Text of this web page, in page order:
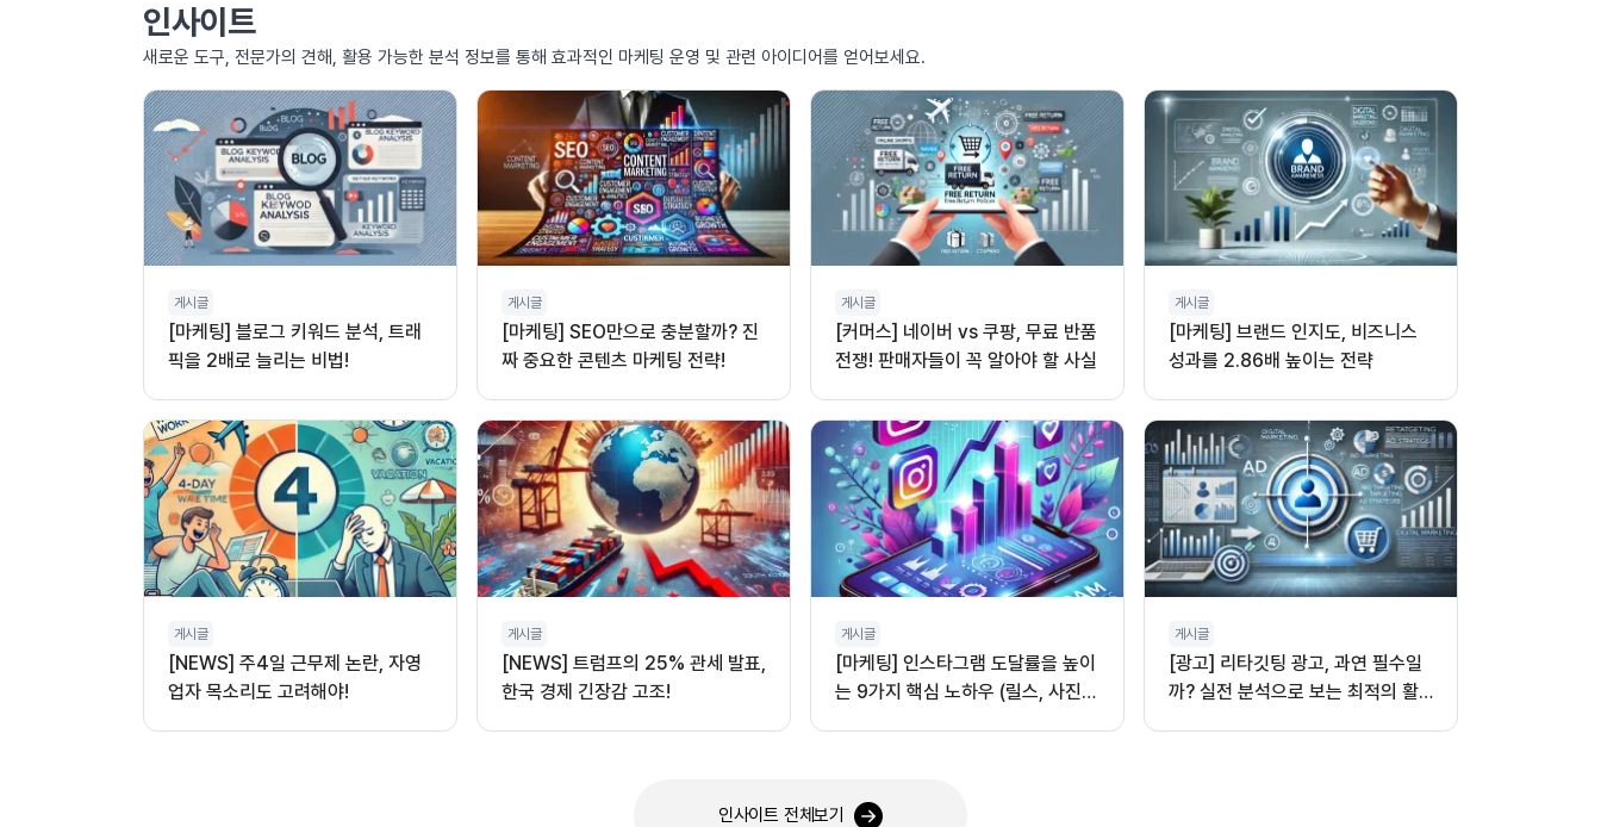
인사이트
새로운 도구, 전문가의 견해, 활용 가능한 분석 정보를 통해 효과적인 마케팅 운영 및 관련 아이디어를 얻어보세요.
게시글
[마케팅] 블로그 키워드 분석, 트래
픽을 2배로 늘리는 비법!
게시글
[마케팅] SEO만으로 충분할까? 진
짜 중요한 콘텐츠 마케팅 전략!
게시글
[커머스] 네이버 vs 쿠팡, 무료 반품
전쟁! 판매자들이 꼭 알아야 할 사실
게시글
[마케팅] 브랜드 인지도, 비즈니스
성과를 2.86배 높이는 전략
게시글
[NEWS] 주4일 근무제 논란, 자영
업자 목소리도 고려해야!
게시글
[NEWS] 트럼프의 25% 관세 발표,
한국 경제 긴장감 고조!
게시글
[마케팅] 인스타그램 도달률을 높이
는 9가지 핵심 노하우 (릴스, 사진,
게시글
[광고] 리타깃팅 광고, 과연 필수일
까? 실전 분석으로 보는 최적의 활
인사이트 전체보기